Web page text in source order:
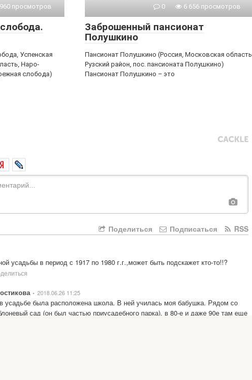
просмотров
Успенская
Наро-
слобода)
0
6 656 просмотров
Заброшенный пансионат
Полушкино
Пансионат Полушкино (Россия, Московская область,
Рузский район, пос. пансионата Полушкино)
Пансионат Полушкино – это
RSS
Подписаться
Поделиться
усадьбы в период с 1917 по 1980 г.г.,может быть подскажет кто-то!!?
• 2018.06.26 11:25
усадьбе была расположена школа. В ней училась моя бабушка. Рядом со
сад (он был частью приусадебного парка), в 80-е и даже 90е там еще